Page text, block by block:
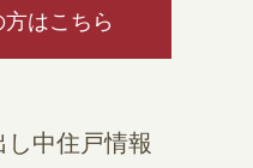
はこちら
し中住戸情報